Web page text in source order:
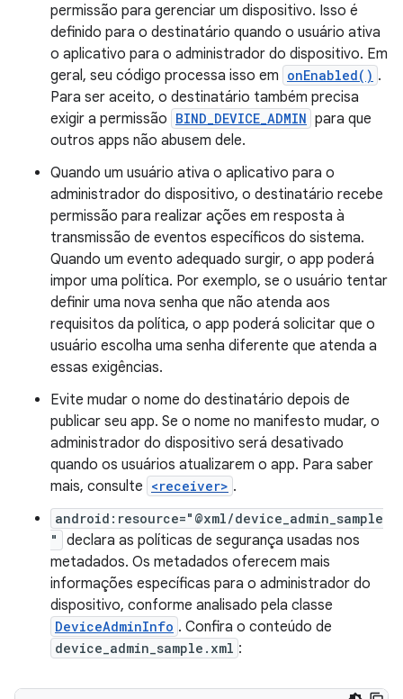
permissão para gerenciar um dispositivo. Isso é
definido para o destinatário quando o usuário ativa
o aplicativo para o administrador do dispositivo. Em
geral, seu código processa isso em onEnabled() .
Para ser aceito, o destinatário também precisa
exigir a permissão BIND_DEVICE_ADMIN para que
outros apps não abusem dele.
Quando um usuário ativa o aplicativo para o
administrador do dispositivo, o destinatário recebe
permissão para realizar ações em resposta à
transmissão de eventos específicos do sistema.
Quando um evento adequado surgir, o app poderá
impor uma política. Por exemplo, se o usuário tentar
definir uma nova senha que não atenda aos
requisitos da política, o app poderá solicitar que o
usuário escolha uma senha diferente que atenda a
essas exigências.
Evite mudar o nome do destinatário depois de
publicar seu app. Se o nome no manifesto mudar, o
administrador do dispositivo será desativado
quando os usuários atualizarem o app. Para saber
mais, consulte <receiver> .
android:resource="@xml/device_admin_sample
"
declara as políticas de segurança usadas nos
metadados. Os metadados oferecem mais
informações específicas para o administrador do
dispositivo, conforme analisado pela classe
DeviceAdminInfo . Confira o conteúdo de
device_admin_sample.xml :